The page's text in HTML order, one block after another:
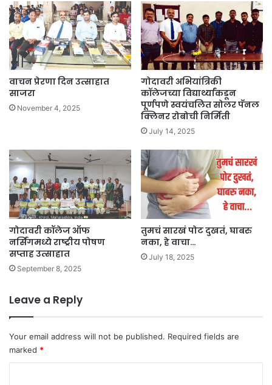
वाचन प्रेरणा दिन उत्साहात
साजरा
November 4, 2025
गोदावरी अभियांत्रिकी
कॉलेजच्या विद्यार्थ्यांकडून
पूर्णपणे स्वयंचलित सोलर पॅनल
क्लिनर रोबोची निर्मिती
July 14, 2025
गोदावरी कॉलेज ऑफ
नर्सिंगमध्ये राष्ट्रीय पोषण
सप्ताह उत्साहात
September 8, 2025
तुमचं सारखं पोट दुखतं, घाबरु
नका, हे वाचा…
July 18, 2025
Leave a Reply
Your email address will not be published. Required fields are
marked *